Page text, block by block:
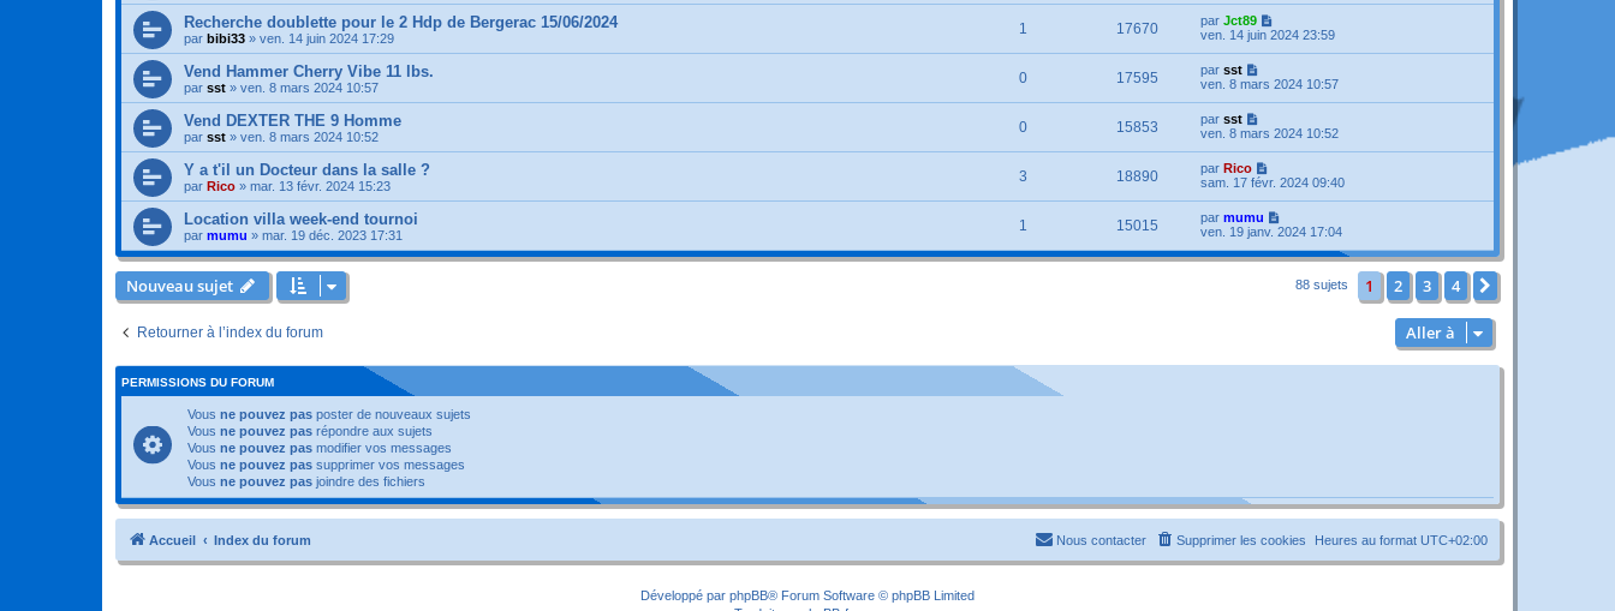
Recherche doublette pour le 2 Hdp de Bergerac 15/06/2024
par bibi33 » ven. 14 juin 2024 17:29
1 17670 par Jct89
ven. 14 juin 2024 23:59
Vend Hammer Cherry Vibe 11 lbs.
par sst » ven. 8 mars 2024 10:57
0 17595 par sst
ven. 8 mars 2024 10:57
Vend DEXTER THE 9 Homme
par sst » ven. 8 mars 2024 10:52
0 15853 par sst
ven. 8 mars 2024 10:52
Y a t'il un Docteur dans la salle ?
par Rico » mar. 13 févr. 2024 15:23
3 18890 par Rico
sam. 17 févr. 2024 09:40
Location villa week-end tournoi
par mumu » mar. 19 déc. 2023 17:31
1 15015 par mumu
ven. 19 janv. 2024 17:04
Nouveau sujet 88 sujets 1 2 3 4
Retourner à l’index du forum Aller à
PERMISSIONS DU FORUM
Vous ne pouvez pas poster de nouveaux sujets
Vous ne pouvez pas répondre aux sujets
Vous ne pouvez pas modifier vos messages
Vous ne pouvez pas supprimer vos messages
Vous ne pouvez pas joindre des fichiers
Accueil Index du forum Heures au format UTC+02:00
Supprimer les cookies
Nous contacter
Développé par phpBB® Forum Software © phpBB Limited